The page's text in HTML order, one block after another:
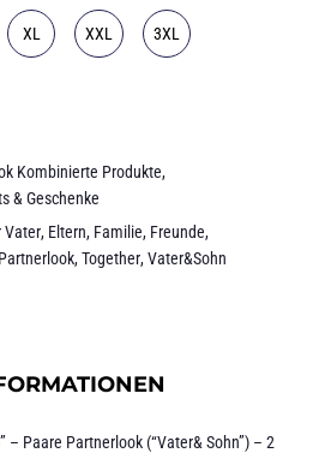
XL XXL 3XL
Kombinierte Produkte,
& Geschenke
Vater, Eltern, Familie, Freunde,
Partnerlook,Together,Vater&Sohn
– Paare Partnerlook (“Vater& Sohn”) – 2